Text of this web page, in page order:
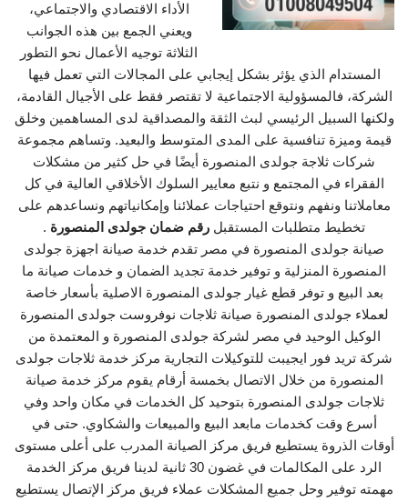
الأداء الاقتصادي والاجتماعي،
ويعني الجمع بين هذه الجوانب
الثلاثة توجيه الأعمال نحو التطور
المستدام الذي يؤثر بشكل إيجابي على المجالات التي تعمل فيها
الشركة، فالمسؤولية الاجتماعية لا تقتصر فقط على الأجيال القادمة،
ولكنها السبيل الرئيسي لبث الثقة والمصداقية لدى المساهمين وخلق
قيمة وميزة تنافسية على المدى المتوسط والبعيد. وتساهم مجموعة
شركات ثلاجة جولدى المنصورة أيضًا في حل كثير من مشكلات
الفقراء في المجتمع و نتبع معايير السلوك الأخلاقي العالية في كل
معاملاتنا ونفهم ونتوقع احتياجات عملائنا وإمكانياتهم ونساعدهم على
تخطيط متطلبات المستقبل رقم ضمان جولدى المنصورة .
صيانة جولدى المنصورة في مصر تقدم خدمة صيانة اجهزة جولدى
المنصورة المنزلية و توفير خدمة تجديد الضمان و خدمات صيانة ما
بعد البيع و توفر قطع غيار جولدى المنصورة الاصلية بأسعار خاصة
لعملاء جولدى المنصورة صيانة ثلاجات نوفروست جولدى المنصورة
الوكيل الوحيد في مصر لشركة جولدى المنصورة و المعتمدة من
شركة تريد فور ايجيبت للتوكيلات التجارية مركز خدمة ثلاجات جولدى
المنصورة من خلال الاتصال بخمسة أرقام يقوم مركز خدمة صيانة
ثلاجات جولدى المنصورة بتوحيد كل الخدمات في مكان واحد وفي
أسرع وقت كخدمات مابعد البيع والمبيعات والشكاوي. حتى في
أوقات الذروة يستطيع فريق مركز الصيانة المدرب على أعلى مستوى
الرد على المكالمات في غضون 30 ثانية لدينا فريق مركز الخدمة
مهمته توفير وحل جميع المشكلات عملاء فريق مركز الإتصال يستطيع